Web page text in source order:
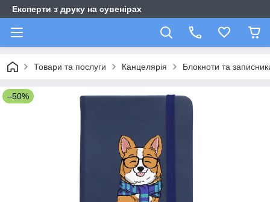
Експерти з друку на сувенірах
Товари та послуги Канцелярія Блокноти та
–50%